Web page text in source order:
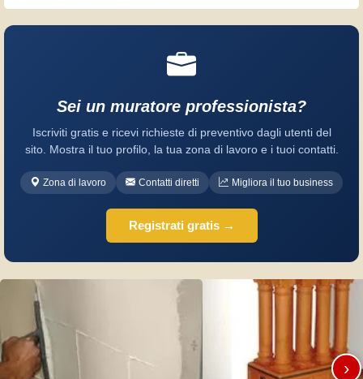
Sei un muratore professionista?
Iscriviti gratis e ricevi richieste di preventivo dagli utenti del
sito. Mostra il tuo profilo, la tua zona di lavoro e i tuoi contatti.
Zona di lavoro Contatti diretti Migliora il tuo business
Registrati gratis →
›